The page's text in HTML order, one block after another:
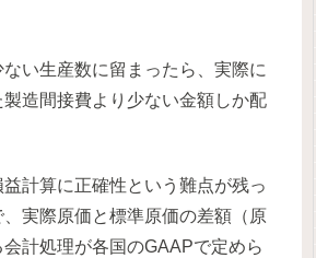
い生産数に留まったら、実際に
造間接費より少ない金額しか配
計算に正確性という難点が残っ
実際原価と標準原価の差額（原
計処理が各国のGAAPで定めら